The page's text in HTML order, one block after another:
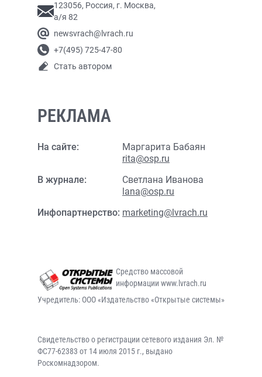
123056, Россия, г. Москва,
а/я 82
newsvrach@lvrach.ru
+7(495) 725-47-80
Стать автором
РЕКЛАМА
На сайте:
Маргарита Бабаян
rita@osp.ru
В журнале:
Светлана Иванова
lana@osp.ru
Инфопартнерство: marketing@lvrach.ru
Средство массовой
информации www.lvrach.ru
Учредитель: ООО «Издательство «Открытые системы»
Свидетельство о регистрации сетевого издания Эл. №
ФС77-62383 от 14 июля 2015 г., выдано
Роскомнадзором.